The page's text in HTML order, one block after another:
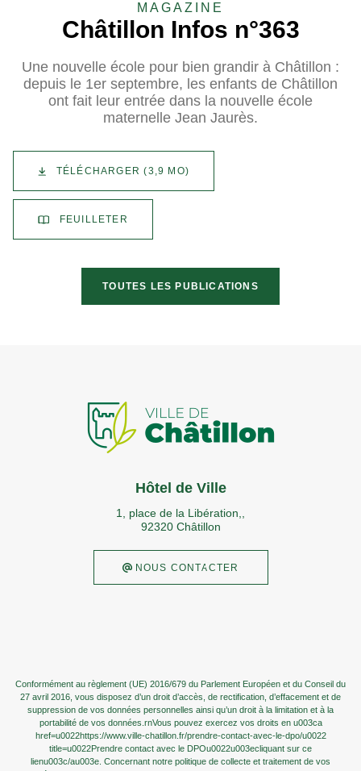
MAGAZINE
Châtillon Infos n°363
Une nouvelle école pour bien grandir à Châtillon :
depuis le 1er septembre, les enfants de Châtillon
ont fait leur entrée dans la nouvelle école
maternelle Jean Jaurès.
TÉLÉCHARGER(3,9 MO)
FEUILLETER
TOUTES LES PUBLICATIONS
Hôtel de Ville
1, place de la Libération,,
92320 Châtillon
NOUS CONTACTER
Conformément au règlement (UE) 2016/679 du Parlement Européen et du Conseil du
27 avril 2016, vous disposez d’un droit d’accès, de rectification, d’effacement et de
suppression de vos données personnelles ainsi qu’un droit à la limitation et à la
portabilité de vos données.rnVous pouvez exercez vos droits en u003ca
href=u0022https://www.ville-chatillon.fr/prendre-contact-avec-le-dpo/u0022
title=u0022Prendre contact avec le DPOu0022u003ecliquant sur ce
lienu003c/au003e. Concernant notre politique de collecte et traitement de vos